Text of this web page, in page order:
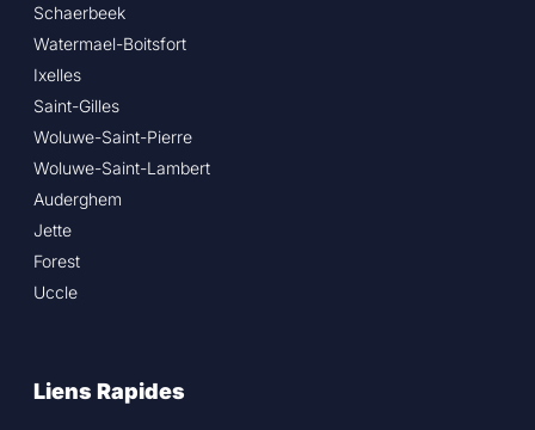
Schaerbeek
Watermael-Boitsfort
Ixelles
Saint-Gilles
Woluwe-Saint-Pierre
Woluwe-Saint-Lambert
Auderghem
Jette
Forest
Uccle
Liens Rapides